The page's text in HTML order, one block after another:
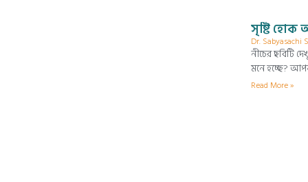
সৃষ্টি হোক
Dr. Sabyasachi
নীচের ছবিটি
মনে হচ্ছে?
Read More »